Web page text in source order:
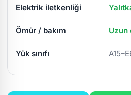
Elektrik iletkenliği
Ömür / bakım Uzun
Yük sınıfı